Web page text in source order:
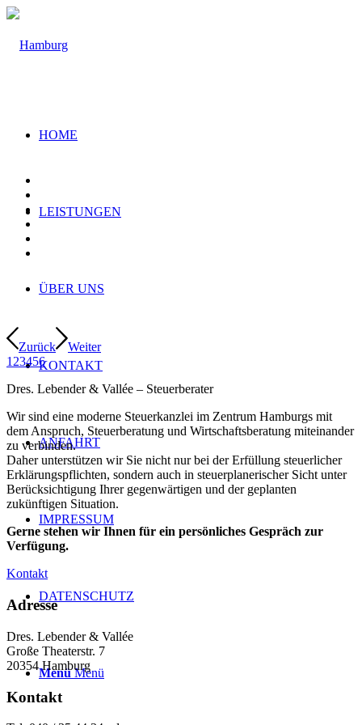
HOME
LEISTUNGEN
ÜBER UNS
KONTAKT
ANFAHRT
IMPRESSUM
DATENSCHUTZ
Menü Menü
Zurück
Weiter
123456
Dres. Lebender & Vallée – Steuerberater
Wir sind eine moderne Steuerkanzlei im Zentrum Hamburgs mit
dem Anspruch, Steuerberatung und Wirtschaftsberatung miteinander
zu verbinden.
Daher unterstützen wir Sie nicht nur bei der Erfüllung steuerlicher
Erklärungspflichten, sondern auch in steuerplanerischer Sicht unter
Berücksichtigung Ihrer gegenwärtigen und der geplanten
zukünftigen Situation.
Gerne stehen wir Ihnen für ein persönliches Gespräch zur
Verfügung.
Kontakt
Adresse
Dres. Lebender & Vallée
Große Theaterstr. 7
20354 Hamburg
Kontakt